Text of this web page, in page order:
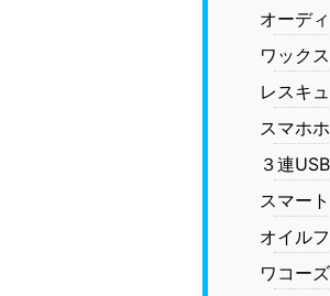
オーデ
ワックス
レスキ
スマホ
３連
スマー
オイル
ワコー